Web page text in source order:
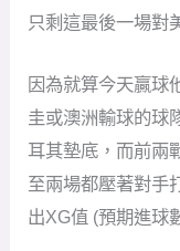
只剩這最後一場對
因為就算今天贏球
圭或澳洲輸球的球
耳其墊底，而前兩
至兩場都壓著對手
出XG值 (預期進球